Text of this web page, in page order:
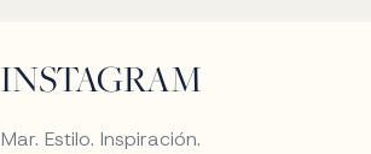
INSTAGRAM
Mar. Estilo. Inspiración.